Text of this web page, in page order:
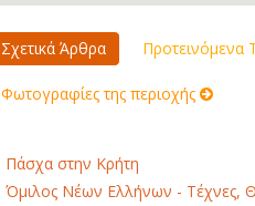
Σχετικά Άρθρα Προτεινόμενα
Φωτογραφίες της περιοχής
Πάσχα στην Κρήτη
Όμιλος Νέων Ελλήνων - Τέχνες,